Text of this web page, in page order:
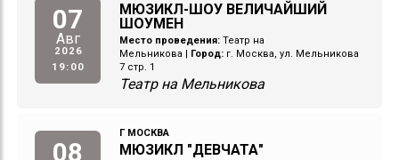
07
Авг
2026
19:00
МЮЗИКЛ-ШОУ ВЕЛИЧАЙШИЙ
ШОУМЕН
Место проведения: Театр на
Мельникова
Город: г. Москва, ул. Мельникова
7 стр. 1
Театр на Мельникова
08
Г МОСКВА
МЮЗИКЛ "ДЕВЧАТА"